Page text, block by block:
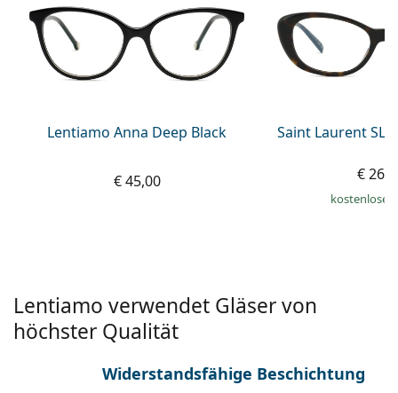
Persol
Prada
Alle Marken
Lentiamo Anna Deep Black
€ 45,00
Saint Laurent SL
€
kostenloser
Lentiamo verwendet Gläser von
höchster Qualität
Widerstandsfähige Beschichtung